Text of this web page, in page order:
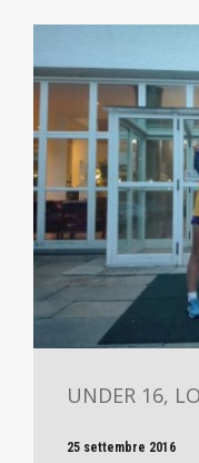
UNDER 16,
25 settembre 2016